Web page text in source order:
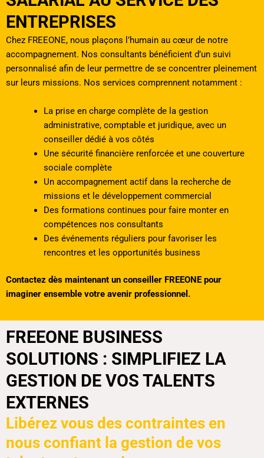
ENTREPRISES
Chez FREEONE, nous plaçons l’humain au cœur de notre
accompagnement. Nos consultants bénéficient d’un suivi
personnalisé afin de leur permettre de se concentrer pleinement
sur leurs missions. Nos services comprennent notamment :
La prise en charge complète de la gestion
administrative, comptable et juridique, avec un
conseiller dédié à vos côtés
Une sécurité financière renforcée et une couverture
sociale complète
Un accompagnement actif dans la recherche de
missions et le développement commercial
Des formations continues pour faire monter en
compétences nos consultants
Des événements réguliers pour favoriser les
rencontres et les opportunités business
Contactez dès maintenant un conseiller FREEONE pour
imaginer ensemble votre avenir professionnel.
FREEONE BUSINESS
SOLUTIONS : SIMPLIFIEZ LA
GESTION DE VOS TALENTS
EXTERNES
Libérez vous des contraintes en
nous confiant la gestion de vos